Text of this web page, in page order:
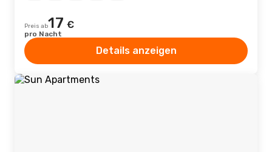
Preis ab17 €
pro Nacht
Details anzeigen